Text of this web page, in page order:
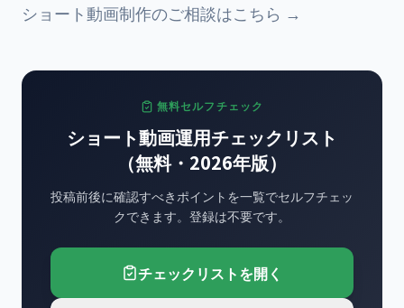
ショート動画制作のご相談はこちら →
無料セルフチェック
ショート動画運用チェックリスト
（無料・2026年版）
投稿前後に確認すべきポイントを一覧でセルフチェッ
クできます。登録は不要です。
チェックリストを開く